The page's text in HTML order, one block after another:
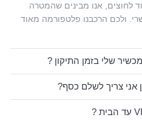
לחוצים, אנו מבינים שהמטרה
ולכם הרכבנו פלטפורמה מאוד
שלי בזמן התיקון ?
אני צריך לשלם כסף?